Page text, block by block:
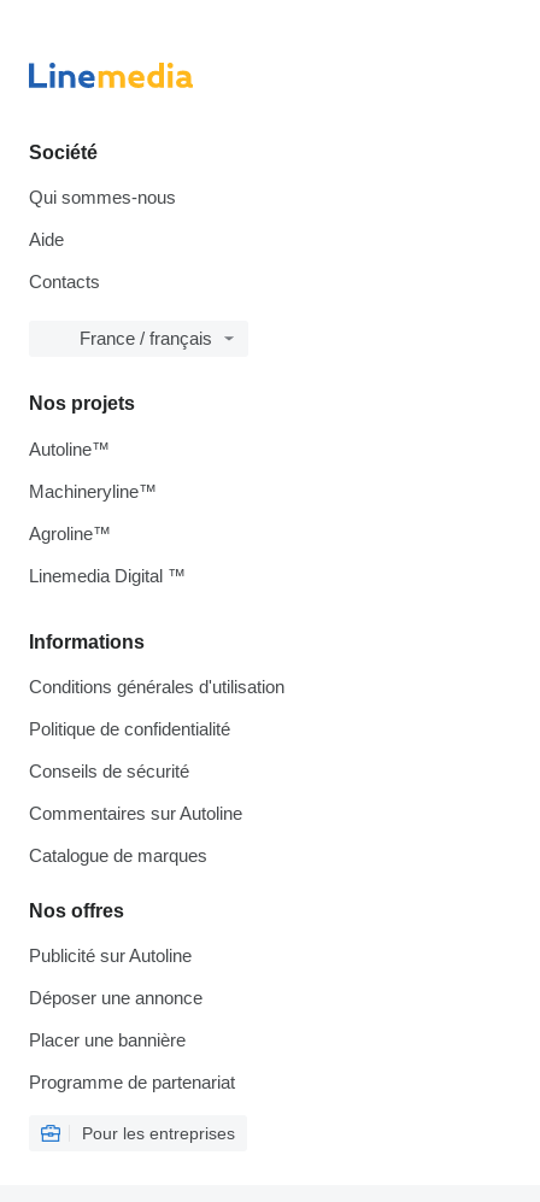
Société
Qui sommes-nous
Aide
Contacts
France / français
Informations
Conditions générales d'utilisation
Politique de confidentialité
Conseils de sécurité
Commentaires sur Autoline
Catalogue de marques
Nos offres
Publicité sur Autoline
Déposer une annonce
Placer une bannière
Programme de partenariat
Pour les entreprises
Nos projets
Autoline™
Machineryline™
Agroline™
Linemedia Digital ™